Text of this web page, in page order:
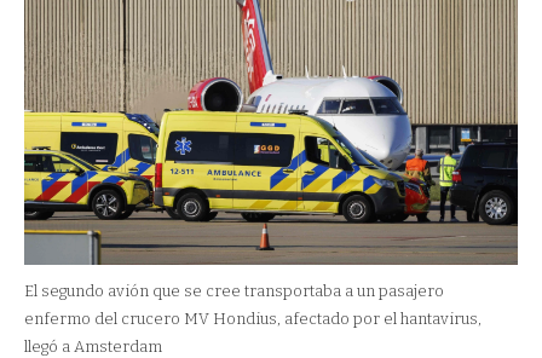
El segundo avión que se cree transportaba a un pasajero
enfermo del crucero MV Hondius, afectado por el hantavirus,
llegó a Amsterdam